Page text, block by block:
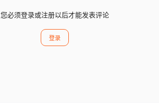
您必须登录或注册以后才能发表评论
登录